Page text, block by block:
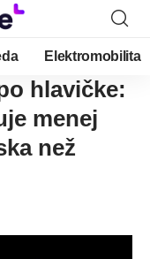
Elektromobilita
hlavičke:
menej
než